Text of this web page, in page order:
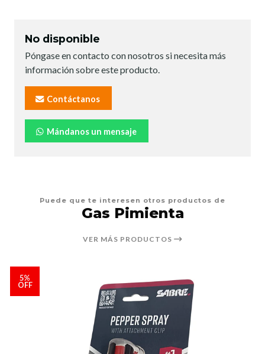
No disponible
Póngase en contacto con nosotros si necesita más
información sobre este producto.
Contáctanos
Mándanos un mensaje
Puede que te interesen otros productos de
Gas Pimienta
VER MÁS PRODUCTOS
5%
OFF